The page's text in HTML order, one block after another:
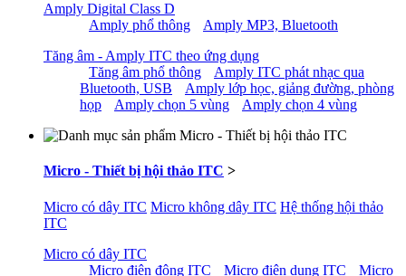
Amply Digital Class D
Amply phổ thông
Amply MP3, Bluetooth
Tăng âm - Amply ITC theo ứng dụng
Tăng âm phổ thông
Amply ITC phát nhạc qua
Bluetooth, USB
Amply lớp học, giảng đường, phòng
họp
Amply chọn 5 vùng Amply chọn 4 vùng
Micro - Thiết bị hội thảo ITC >
Micro có dây ITC Micro không dây ITC Hệ thống hội thảo
ITC
Micro có dây ITC
Micro điện động ITC
Micro điện dung ITC
Micro